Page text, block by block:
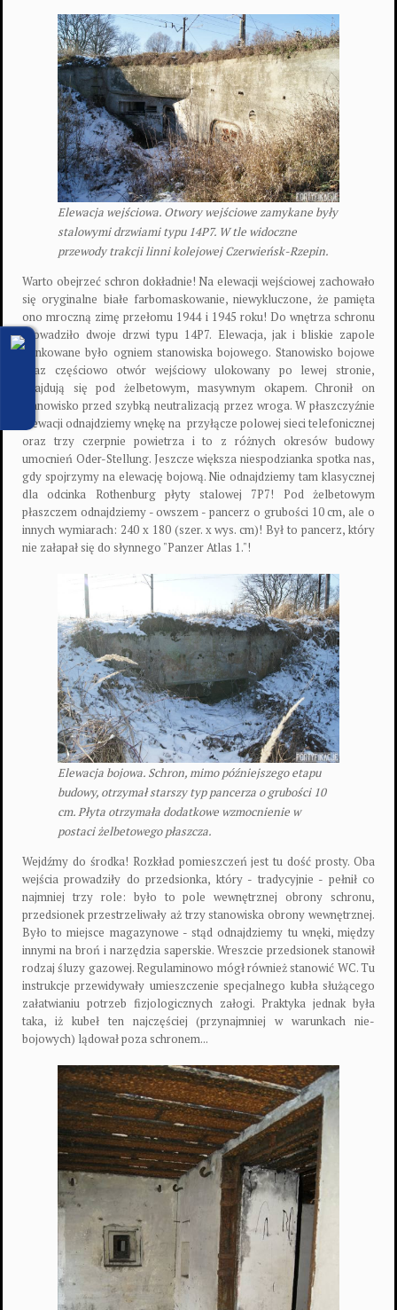
Elewacja wejściowa. Otwory wejściowe zamykane były
stalowymi drzwiami typu 14P7. W tle widoczne
przewody trakcji linni kolejowej Czerwieńsk-Rzepin.
Warto obejrzeć schron dokładnie! Na elewacji wejściowej zachowało
się oryginalne białe farbomaskowanie, niewykluczone, że pamięta
ono mroczną zimę przełomu 1944 i 1945 roku! Do wnętrza schronu
prowadziło dwoje drzwi typu 14P7. Elewacja, jak i bliskie zapole
flankowane było ogniem stanowiska bojowego. Stanowisko bojowe
oraz częściowo otwór wejściowy ulokowany po lewej stronie,
znajdują się pod żelbetowym, masywnym okapem. Chronił on
stanowisko przed szybką neutralizacją przez wroga. W płaszczyźnie
elewacji odnajdziemy wnękę na przyłącze polowej sieci telefonicznej
oraz trzy czerpnie powietrza i to z różnych okresów budowy
umocnień Oder-Stellung. Jeszcze większa niespodzianka spotka nas,
gdy spojrzymy na elewację bojową. Nie odnajdziemy tam klasycznej
dla odcinka Rothenburg płyty stalowej 7P7! Pod żelbetowym
płaszczem odnajdziemy - owszem - pancerz o grubości 10 cm, ale o
innych wymiarach: 240 x 180 (szer. x wys. cm)! Był to pancerz, który
nie załapał się do słynnego "Panzer Atlas 1."!
Elewacja bojowa. Schron, mimo późniejszego etapu
budowy, otrzymał starszy typ pancerza o grubości 10
cm. Płyta otrzymała dodatkowe wzmocnienie w
postaci żelbetowego płaszcza.
Wejdźmy do środka! Rozkład pomieszczeń jest tu dość prosty. Oba
wejścia prowadziły do przedsionka, który - tradycyjnie - pełnił co
najmniej trzy role: było to pole wewnętrznej obrony schronu,
przedsionek przestrzeliwały aż trzy stanowiska obrony wewnętrznej.
Było to miejsce magazynowe - stąd odnajdziemy tu wnęki, między
innymi na broń i narzędzia saperskie. Wreszcie przedsionek stanowił
rodzaj śluzy gazowej. Regulaminowo mógł również stanowić WC. Tu
instrukcje przewidywały umieszczenie specjalnego kubła służącego
załatwianiu potrzeb fizjologicznych załogi. Praktyka jednak była
taka, iż kubeł ten najczęściej (przynajmniej w warunkach nie-
bojowych) lądował poza schronem...